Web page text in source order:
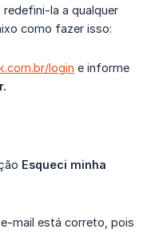
la a qualquer
como fazer isso:
login e informe
Esqueci minha
mail está correto, pois